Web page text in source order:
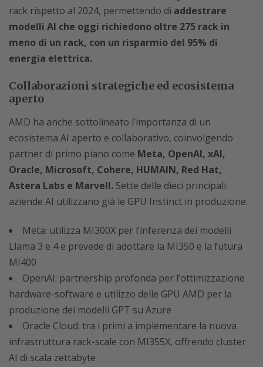
rack rispetto al 2024, permettendo di addestrare
modelli AI che oggi richiedono oltre 275 rack in
meno di un rack, con un risparmio del 95% di
energia elettrica.
Collaborazioni strategiche ed ecosistema
aperto
AMD ha anche sottolineato l’importanza di un
ecosistema AI aperto e collaborativo, coinvolgendo
partner di primo piano come Meta, OpenAI, xAI,
Oracle, Microsoft, Cohere, HUMAIN, Red Hat,
Astera Labs e Marvell. Sette delle dieci principali
aziende AI utilizzano già le GPU Instinct in produzione.
Meta: utilizza MI300X per l’inferenza dei modelli
Llama 3 e 4 e prevede di adottare la MI350 e la futura
MI400
OpenAI: partnership profonda per l’ottimizzazione
hardware-software e utilizzo delle GPU AMD per la
produzione dei modelli GPT su Azure
Oracle Cloud: tra i primi a implementare la nuova
infrastruttura rack-scale con MI355X, offrendo cluster
AI di scala zettabyte